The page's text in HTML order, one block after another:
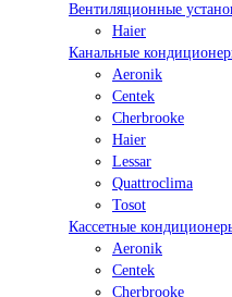
Вентиляционные
Haier
Канальные
Aeronik
Centek
Cherbrooke
Haier
Lessar
Quattroclima
Tosot
Кассетные
Aeronik
Centek
Cherbrooke